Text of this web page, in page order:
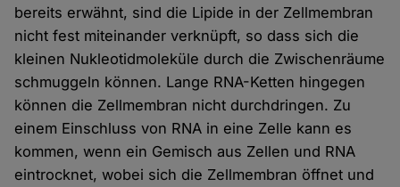
bereits erwähnt, sind die Lipide in der Zellmembran
nicht fest miteinander verknüpft, so dass sich die
kleinen Nukleotidmoleküle durch die Zwischenräume
schmuggeln können. Lange RNA-Ketten hingegen
können die Zellmembran nicht durchdringen. Zu
einem Einschluss von RNA in eine Zelle kann es
kommen, wenn ein Gemisch aus Zellen und RNA
eintrocknet, wobei sich die Zellmembran öffnet und